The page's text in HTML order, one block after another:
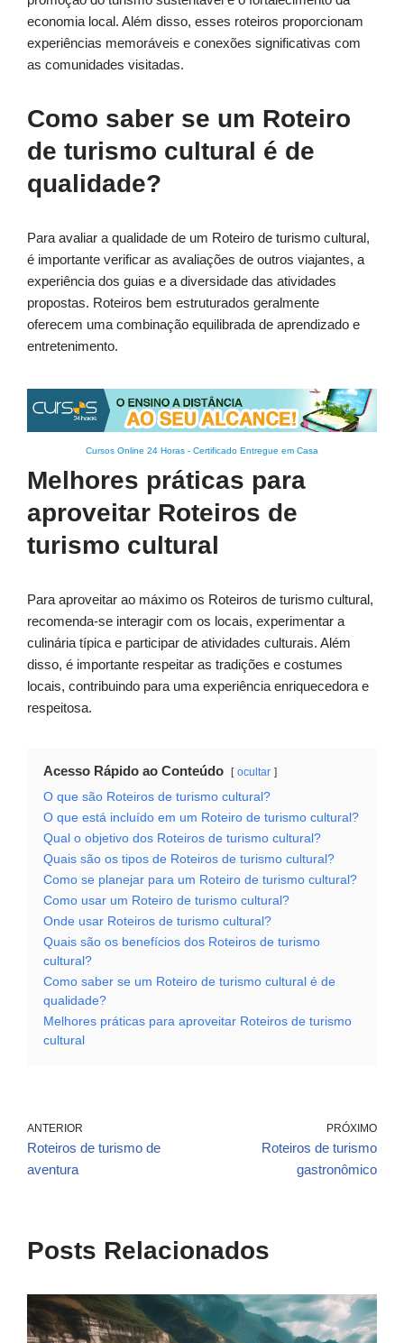
economia local. Além disso, esses roteiros proporcionam
experiências memoráveis e conexões significativas com
as comunidades visitadas.
Como saber se um Roteiro
de turismo cultural é de
qualidade?
Para avaliar a qualidade de um Roteiro de turismo cultural,
é importante verificar as avaliações de outros viajantes, a
experiência dos guias e a diversidade das atividades
propostas. Roteiros bem estruturados geralmente
oferecem uma combinação equilibrada de aprendizado e
entretenimento.
Cursos Online 24 Horas - Certificado Entregue em Casa
Melhores práticas para
aproveitar Roteiros de
turismo cultural
Para aproveitar ao máximo os Roteiros de turismo cultural,
recomenda-se interagir com os locais, experimentar a
culinária típica e participar de atividades culturais. Além
disso, é importante respeitar as tradições e costumes
locais, contribuindo para uma experiência enriquecedora e
respeitosa.
Acesso Rápido ao Conteúdo ocultar
O que são Roteiros de turismo cultural?
O que está incluído em um Roteiro de turismo cultural?
Qual o objetivo dos Roteiros de turismo cultural?
Quais são os tipos de Roteiros de turismo cultural?
Como se planejar para um Roteiro de turismo cultural?
Como usar um Roteiro de turismo cultural?
Onde usar Roteiros de turismo cultural?
Quais são os benefícios dos Roteiros de turismo
cultural?
Como saber se um Roteiro de turismo cultural é de
qualidade?
Melhores práticas para aproveitar Roteiros de turismo
cultural
ANTERIOR
Roteiros de turismo de
aventura
PRÓXIMO
Roteiros de turismo
gastronômico
Posts Relacionados